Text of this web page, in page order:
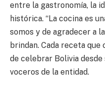
entre la gastronomía, la
histórica. “La cocina es
somos y de agradecer a
brindan. Cada receta
de celebrar Bolivia desde
voceros de la entidad.